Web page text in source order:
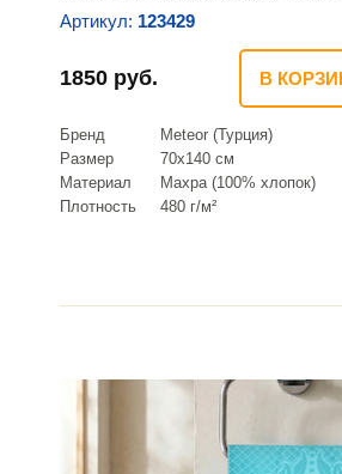
Артикул: 123429
1850 руб. В
Бренд
Meteor (Турция)
Размер
70х140 см
Материал
Махра (100% хлопок)
Плотность
480 г/м²